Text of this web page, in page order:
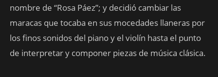
nombre de “Rosa Páez”; y decidió cambiar las
maracas que tocaba en sus mocedades llaneras por
los finos sonidos del piano y el violín hasta el punto
de interpretar y componer piezas de música clásica.